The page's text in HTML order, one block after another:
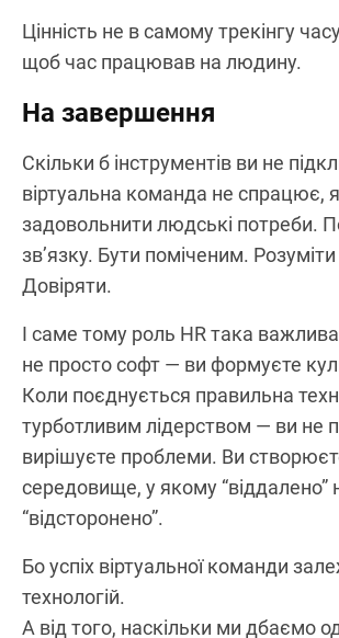
Цінність не в самому трекінгу
щоб час працював на людину.
На завершення
Скільки б інструментів ви не
віртуальна команда не спрацює,
задовольнити людські потреби.
зв’язку. Бути поміченим.
Довіряти.
І саме тому роль HR така
не просто софт — ви формуєте
Коли поєднується правильна
турботливим лідерством — ви не
вирішуєте проблеми. Ви
середовище, у якому “віддалено”
“відсторонено”.
Бо успіх віртуальної команди
технологій.
А від того, наскільки ми дбаємо